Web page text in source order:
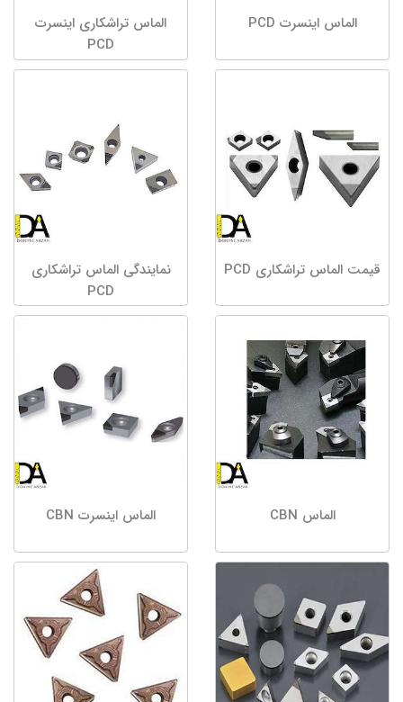
الماس اینسرت PCD
الماس تراشکاری اینسرت
PCD
قیمت الماس تراشکاری PCD
نمایندگی الماس تراشکاری
PCD
الماس CBN الماس اینسرت CBN